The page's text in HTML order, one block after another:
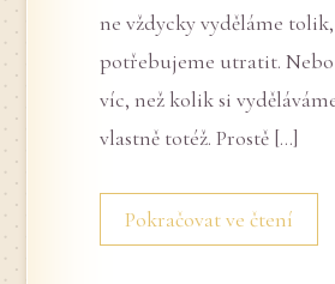
ne vždycky vyděláme
potřebujeme utratit.
víc, než kolik si
vlastně totéž. Prostě […]
Pokračovat ve čtení